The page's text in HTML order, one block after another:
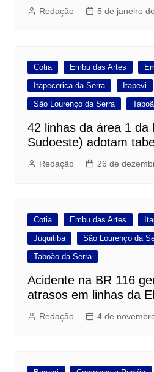
Redação 5 de janeiro
Cotia Embu das Artes
Itapecerica da Serra
Itapevi
São Lourenço da Serra
42 linhas da área 1 da
Sudoeste) adotam
Redação 26 de
Cotia Embu das Artes
Juquitiba
São Lourenço da
Taboão da Serra
Acidente na BR 116
atrasos em linhas da
Redação 4 de